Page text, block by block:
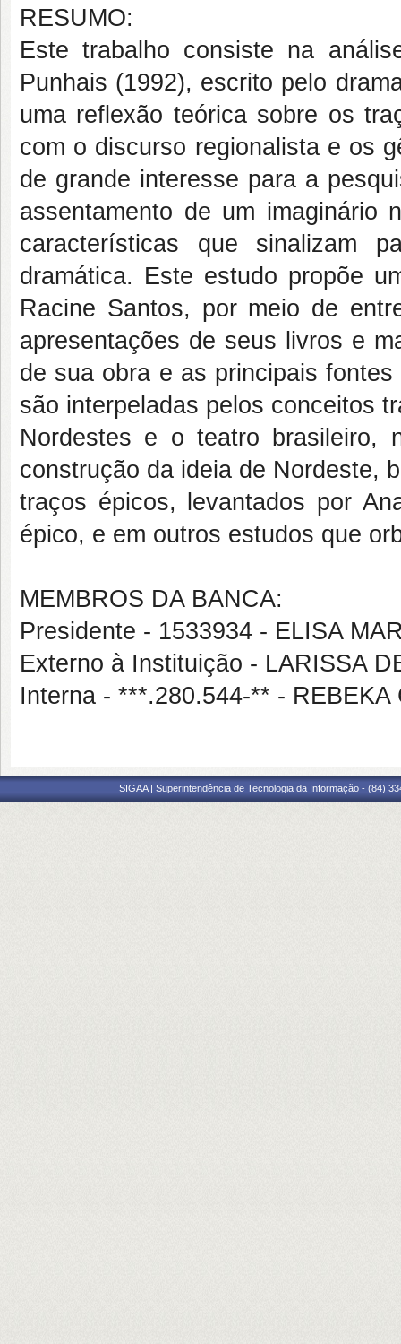
RESUMO:
Este trabalho consiste na
Punhais (1992), escrito pelo
uma reflexão teórica sobre os
com o discurso regionalista e os
de grande interesse para a
assentamento de um imaginário
características que sinalizam
dramática. Este estudo propõe
Racine Santos, por meio de
apresentações de seus livros e
de sua obra e as principais
são interpeladas pelos conceitos
Nordestes e o teatro brasileiro,
construção da ideia de Nordeste,
traços épicos, levantados por
épico, e em outros estudos que
MEMBROS DA BANCA:
Presidente - 1533934 - ELISA
Externo à Instituição - LARISSA
Interna - ***.280.544-** -
SIGAA | Superintendência de Tecnologia da Informação - (84)